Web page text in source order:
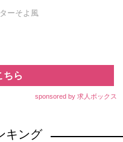
ーそよ風
ちら
sponsored by 求人ボックス
キング